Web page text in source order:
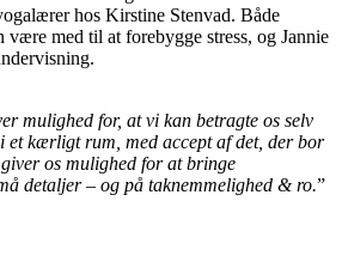
hos Kirstine Stenvad. Både
være med til at forebygge stress, og Jannie
mulighed for, at vi kan betragte os selv
et kærligt rum, med accept af det, der bor
os mulighed for at bringe
detaljer – og på taknemmelighed & ro.”